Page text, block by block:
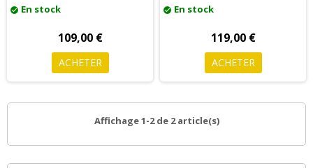
check_circle En stock
109,00 €
ACHETER
check_circle En stock
119,00 €
ACHETER
Affichage 1-2 de 2 article(s)